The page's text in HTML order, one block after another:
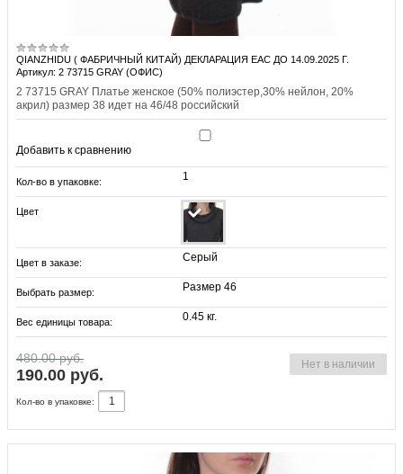
QIANZHIDU ( ФАБРИЧНЫЙ КИТАЙ) ДЕКЛАРАЦИЯ EAC ДО 14.09.2025 Г.
Артикул: 2 73715 GRAY (ОФИС)
2 73715 GRAY Платье женское (50% полиэстер,30% нейлон, 20%
акрил) размер 38 идет на 46/48 российский
Добавить к сравнению
Кол-во в упаковке: 1
Цвет
Цвет в заказе: Серый
Выбрать размер: Размер 46
Вес единицы товара: 0.45 кг.
480.00 руб.
190.00 руб.
Нет в наличии
Кол-во в упаковке: